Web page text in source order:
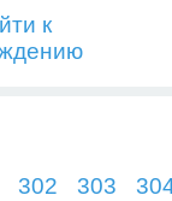
к
302 303